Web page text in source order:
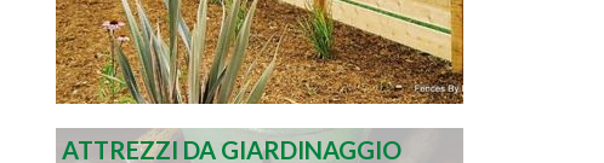
ATTREZZI DA GIARDINAGGIO